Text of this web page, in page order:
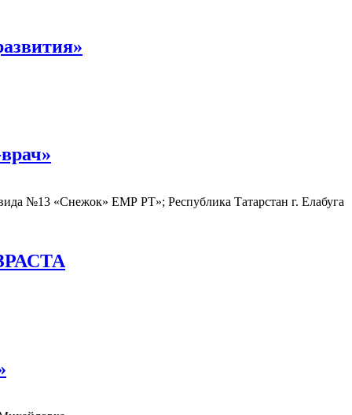
№13 «Снежок» ЕМР РТ»; Республика Татарстан г. Елабуга